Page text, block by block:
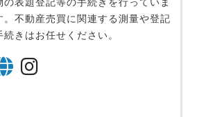
。不動産売買に関連する測量や登記
続きはお任せください。